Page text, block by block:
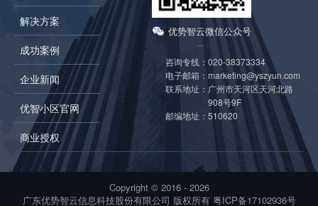
解决方案
成功案例
企业新闻
优智小区官网
商业授权
优势智云微信公众号
咨询专线： 020-38373334
电子邮箱： marketing@yszyun.com
联系地址： 广州市天河区天河北路
908号9F
邮编地址： 510620
Copyright © 2016 - 2026
广东优势智云信息科技股份有限公司 版权所有 粤ICP备17102936号